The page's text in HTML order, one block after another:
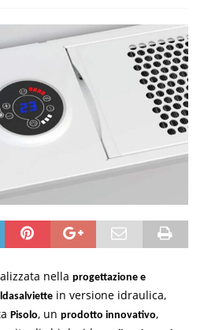
nella progettazione e
in versione idraulica,
Pisolo, un prodotto innovativo,